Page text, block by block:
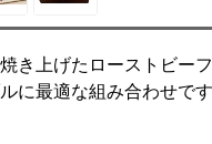
き上げたローストビー
に最適な組み合わせです